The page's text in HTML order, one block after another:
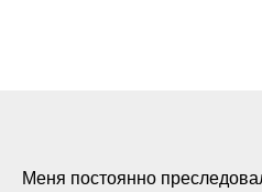
Меня постоянно